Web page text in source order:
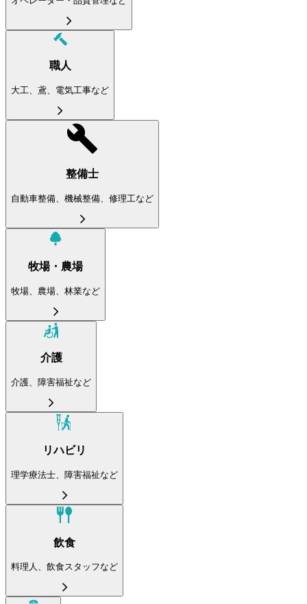
職人
大工、鳶、電気工事など
整備士
自動車整備、機械整備、修理工など
牧場・農場
牧場、農場、林業など
介護
介護、障害福祉など
リハビリ
理学療法士、障害福祉など
飲食
料理人、飲食スタッフなど